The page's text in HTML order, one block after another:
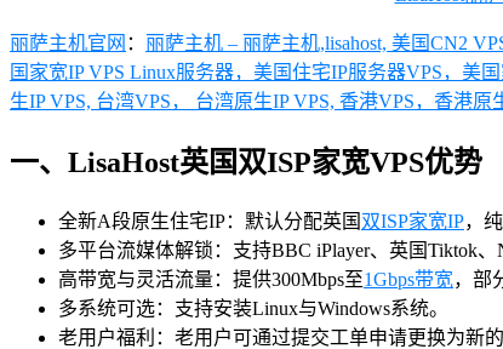
丽萨主机官网 ： 丽萨主机 – 丽萨主机,lisahost, 美国CN2
国家宽IP VPS Linux服务器，美国住宅IP服务器VPS，美
生IP VPS, 台湾VPS， 台湾原生IP VPS, 香港VPS，香港原
一、LisaHost英国双ISP家宽VPS优势
全新A段原生住宅IP：默认分配英国 双ISP家宽IP，
多平台流媒体解锁：支持BBC iPlayer、英国Tiktok
高带宽与灵活流量：提供300Mbps至1Gbps带宽，部
多系统可选：支持安装Linux与Windows系统。
老用户福利：老用户可通过提交工单申请更换为新的